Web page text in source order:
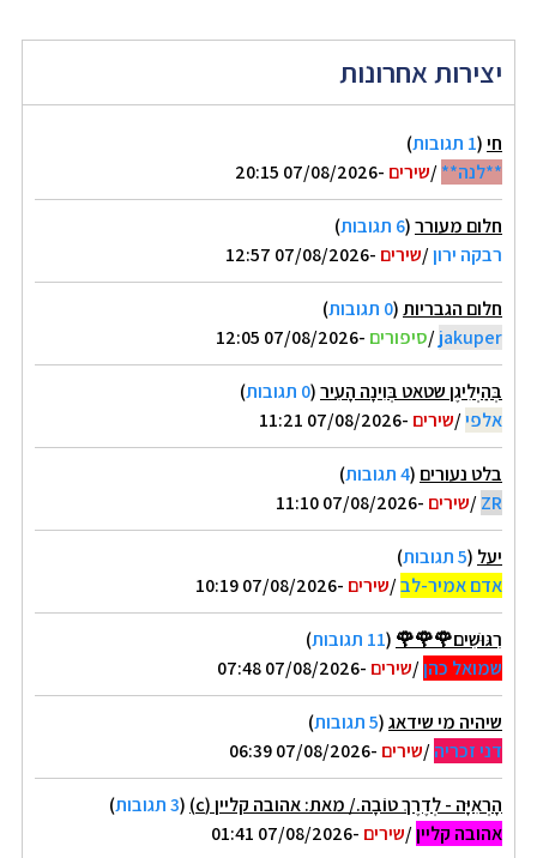
יצירות אחרונות
חי(1 תגובות
)
**לנה**/שירים -07/08/2026 20:15
חלום מעורר(6 תגובות
)
רבקה ירון/שירים -07/08/2026 12:57
חלום הגבריות(0 תגובות
)
jakuper
/סיפורים -07/08/2026 12:05
בְּהַיְלִיגֶן שטאט בְּוִינָה הָעִיר(0 תגובות
)
אלפי/שירים -07/08/2026 11:21
בלט נעורים (4 תגובות
)
ZR
/שירים -07/08/2026 11:10
יעל (5 תגובות
)
אדם אמיר-לב/שירים -07/08/2026 10:19
רִגּוּשִׁים🌹🌹🌹 (11 תגובות
)
שמואל כהן/שירים -07/08/2026 07:48
שיהיה מי שידאג(5 תגובות
)
דני זכריה/שירים -07/08/2026 06:39
הָרְאִיָּה - לְדֶרֶךְ טוֹבָה./ מאת: אהובה קליין (c) (3 תגובות
)
אהובה קליין/שירים -07/08/2026 01:41